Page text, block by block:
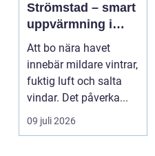
Strömstad – smart
uppvärmning i
kustklimat
Att bo nära havet
innebär mildare vintrar,
fuktig luft och salta
vindar. Det påverka...
09 juli 2026